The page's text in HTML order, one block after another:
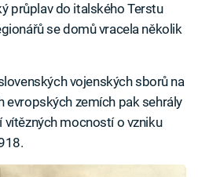
průplav do italského Terstu
se domů vracela několik
vojenských sborů na
evropských zemích pak sehrály
vítězných mocností o vzniku